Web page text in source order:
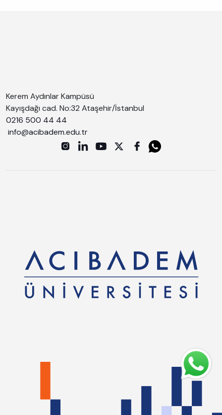
Kerem Aydınlar Kampüsü
Kayışdağı cad. No:32 Ataşehir/İstanbul
0216 500 44 44
info@acibadem.edu.tr